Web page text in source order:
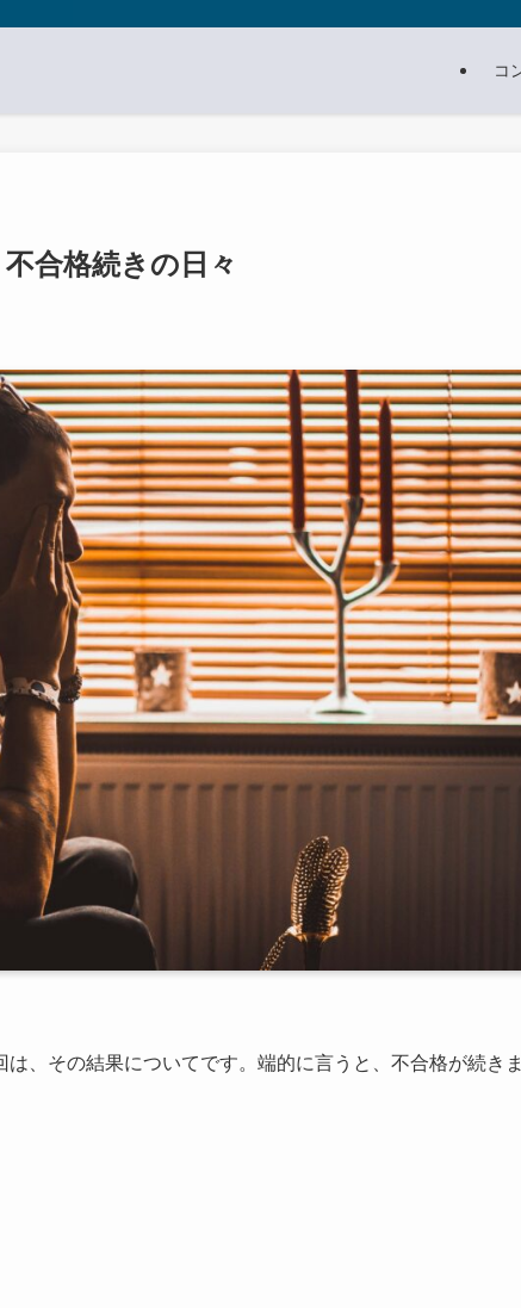
コ
合格続きの日々
、その結果についてです。端的に言うと、不合格が続きま